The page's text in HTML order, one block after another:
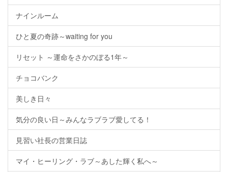
ナインルーム
ひと夏の奇跡～waiting for you
リセット ～運命をさかのぼる1年～
チョコバンク
美しき日々
気分の良い日～みんなラブラブ愛してる！
見習い社長の営業日誌
マイ・ヒーリング・ラブ～あした輝く私へ～